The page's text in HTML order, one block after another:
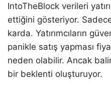
IntoTheBlock verileri
ettiğini gösteriyor.
karda. Yatırımcıların
panikle satış yapması
neden olabilir. Ancak
bir beklenti oluşturuyor.